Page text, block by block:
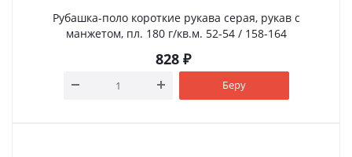
Рубашка-поло короткие рукава серая, рукав с
манжетом, пл. 180 г/кв.м. 52-54 / 158-164
828 ₽
Беру